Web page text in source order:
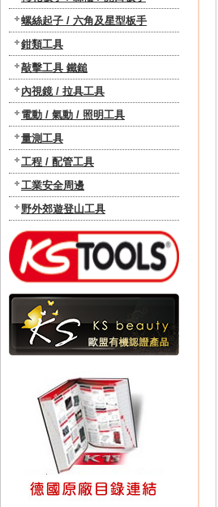
螺絲起子 / 六角及星型板手
鉗類工具
敲擊工具 鐵鎚
內視鏡 / 拉具工具
電動 / 氣動 / 照明工具
量測工具
工程 / 配管工具
工業安全周邊
野外郊遊登山工具